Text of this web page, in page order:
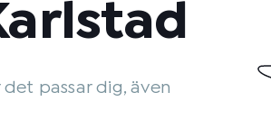
passar dig, även